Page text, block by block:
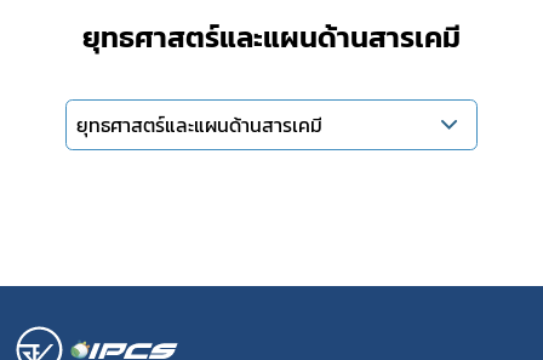
ยุทธศาสตร์และแผนด้านสารเคมี
ยุทธศาสตร์และแผนด้านสารเคมี
Subscribe